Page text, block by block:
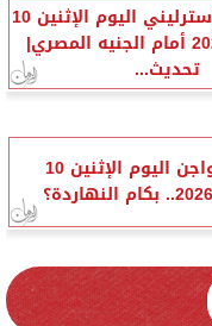
سعر الجنيه الإسترليني اليوم الإثنين 10
أغسطس 2026 أمام الجنيه المصري|
تحديث...
أسعار الدواجن اليوم الإثنين 10